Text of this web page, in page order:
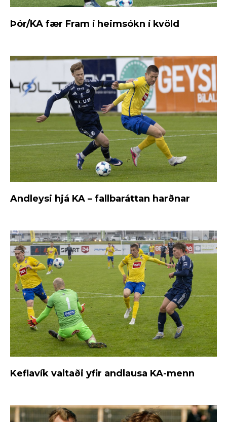
Þór/KA fær Fram í heimsókn í kvöld
Andleysi hjá KA – fallbaráttan harðnar
Keflavík valtaði yfir andlausa KA-menn